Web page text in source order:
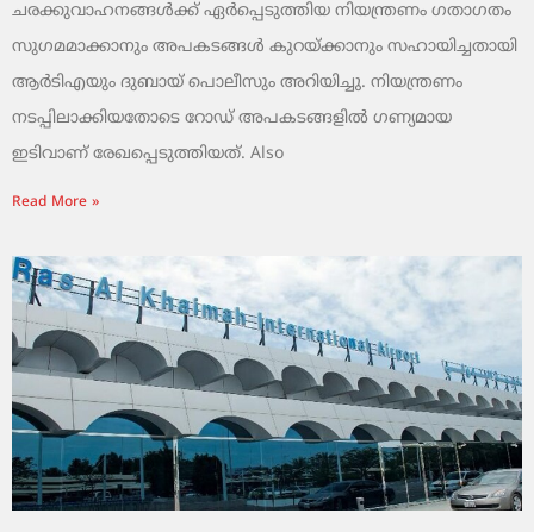
ചരക്കുവാഹനങ്ങൾക്ക് ഏർപ്പെടുത്തിയ നിയന്ത്രണം ഗതാഗതം
സുഗമമാക്കാനും അപകടങ്ങൾ കുറയ്ക്കാനും സഹായിച്ചതായി
ആർടിഎയും ദുബായ് പൊലീസും അറിയിച്ചു. നിയന്ത്രണം
നടപ്പിലാക്കിയതോടെ റോഡ് അപകടങ്ങളിൽ ഗണ്യമായ
ഇടിവാണ് രേഖപ്പെടുത്തിയത്. Also
Read More »